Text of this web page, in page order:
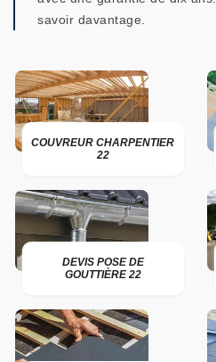
savoir davantage.
COUVREUR CHARPENTIER
22
DEVIS POSE DE
GOUTTIÈRE 22